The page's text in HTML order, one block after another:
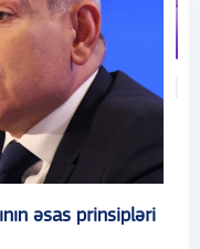
əsas prinsipləri